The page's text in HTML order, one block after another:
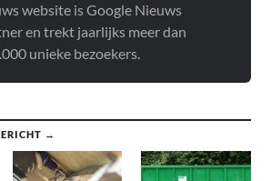
website is Google Nieuws
en trekt jaarlijks meer dan
unieke bezoekers.
→